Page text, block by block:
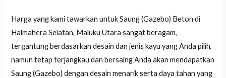
Harga yang kami tawarkan untuk Saung (Gazebo) Beton di
Halmahera Selatan, Maluku Utara sangat beragam,
tergantung berdasarkan desain dan jenis kayu yang Anda pilih,
namun tetap terjangkau dan bersaing Anda akan mendapatkan
Saung (Gazebo) dengan desain menarik serta daya tahan yang